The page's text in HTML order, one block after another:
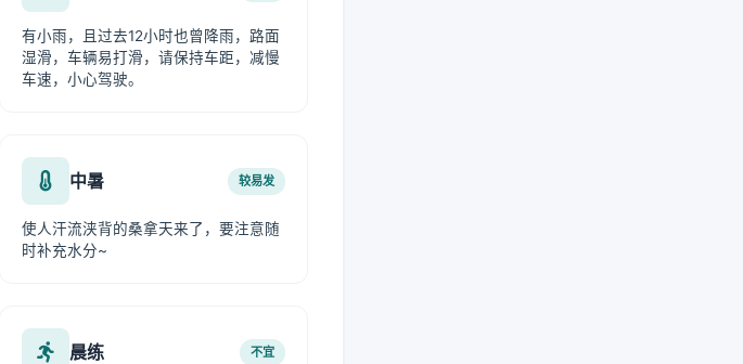
有小雨，且过去12小时也曾降雨，路面
湿滑，车辆易打滑，请保持车距，减慢
车速，小心驾驶。
中暑 较易发
使人汗流浃背的桑拿天来了，要注意随
时补充水分~
晨练 不宜